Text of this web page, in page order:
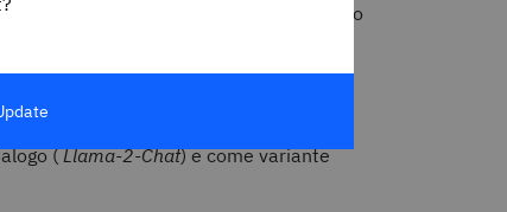
delle conoscenze e del vocabolario
delle prestazioni per un caso
di alcun dominio specifico o
è offerta (in varie dimensioni) come
(Llama-2-Chat) e come variante